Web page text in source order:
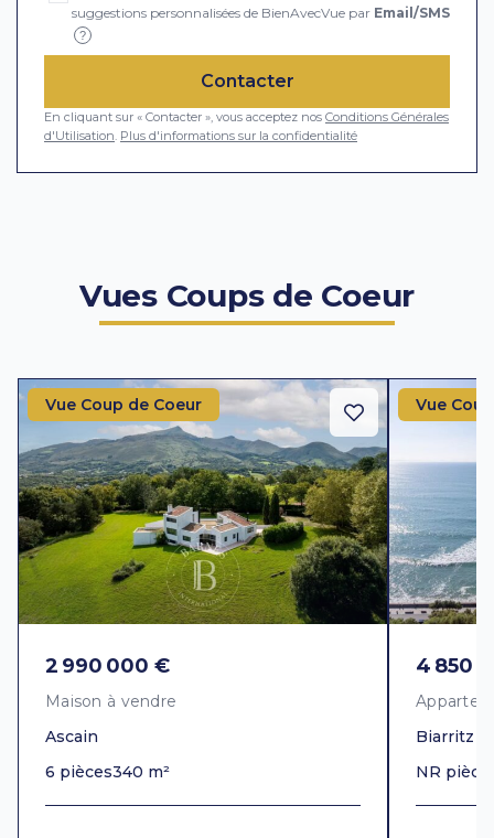
suggestions personnalisées de BienAvecVue par Email/SMS
?
Contacter
En cliquant sur « Contacter », vous acceptez nos Conditions Générales
d'Utilisation Plus d'informations sur la confidentialité
Vues Coups de Coeur
Vue Coup de Coeur
2 990 000 €
Maison à vendre
Ascain
6 pièces340 m²
Vue
4 850
Biarritz
NR pièce